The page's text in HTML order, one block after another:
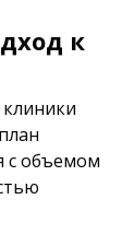
к
с объемом